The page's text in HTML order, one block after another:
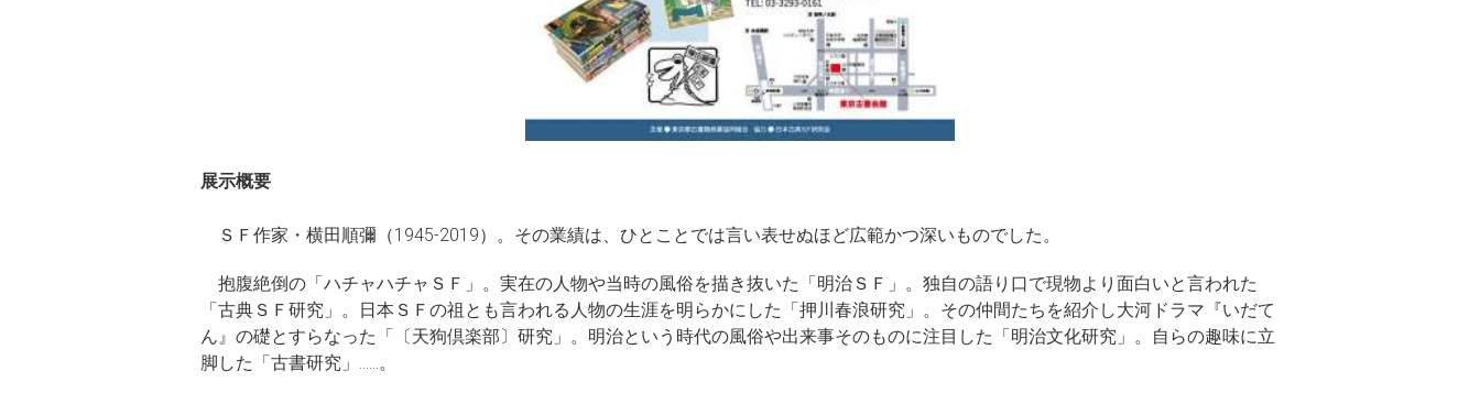
展示概要
ＳＦ作家・横田順彌（1945-2019）。その業績は、ひとことでは言い表せぬほど広範かつ深いものでした。
抱腹絶倒の「ハチャハチャＳＦ」。実在の人物や当時の風俗を描き抜いた「明治ＳＦ」。独自の語り口で現物より面白いと言われた
「古典ＳＦ研究」。日本ＳＦの祖とも言われる人物の生涯を明らかにした「押川春浪研究」。その仲間たちを紹介し大河ドラマ『いだて
ん』の礎とすらなった「〔天狗倶楽部〕研究」。明治という時代の風俗や出来事そのものに注目した「明治文化研究」。自らの趣味に立
脚した「古書研究」……。